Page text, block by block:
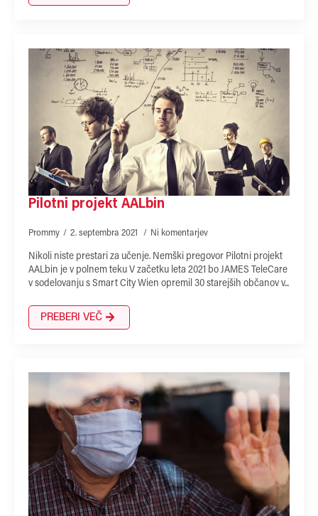
Pilotni projekt AALbin
Prommy 2. septembra 2021 Ni komentarjev
Nikoli niste prestari za učenje. Nemški pregovor Pilotni projekt
AALbin je v polnem teku V začetku leta 2021 bo JAMES TeleCare
v sodelovanju s Smart City Wien opremil 30 starejših občanov v...
PREBERI VEČ